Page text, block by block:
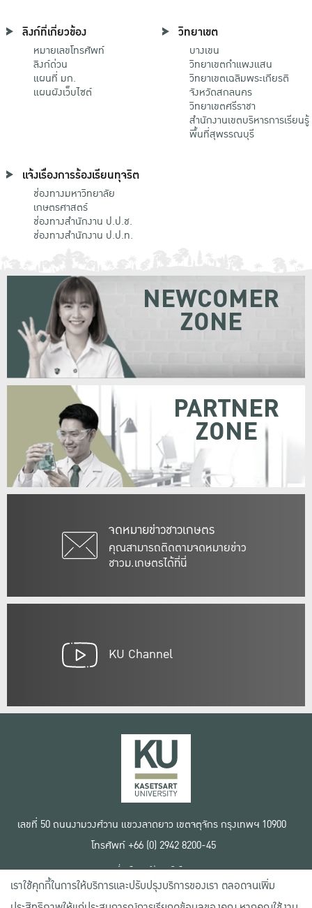
ลิงก์ที่เกี่ยวข้อง
หมายเลขโทรศัพท์
ลิงก์ด่วน
แผนที่ มก.
แผนผังเว็บไซต์
วิทยาเขต
บางเขน
วิทยาเขตกําแพงแสน
วิทยาเขตเฉลิมพระเกียรติ
จังหวัดสกลนคร
วิทยาเขตศรีราชา
สำนักงานเขตบริหารการเรียนรู้
พื้นที่สุพรรณบุรี
แจ้งเรื่องการร้องเรียนทุจริต
ช่องทางมหาวิทยาลัย
เกษตรศาสตร์
ช่องทางสำนักงาน ป.ป.ช.
ช่องทางสำนักงาน ป.ป.ท.
จดหมายข่าวชาวเกษตร
คุณสามารถติดตามจดหมายข่าว
ชาวม.เกษตรได้ที่นี่
NEWCOMER
ZONE
PARTNER
ZONE
KU Channel
เลขที่ 50 ถนนงามวงศ์วาน แขวงลาดยาว เขตจตุจักร กรุงเทพฯ 10900
โทรศัพท์ +66 (0) 2942 8200-45
เงื่อนไขการใช้งานเว็บไซต์
ข้อตกลงด้านสิทธิ์ใช้งาน
นโยบายความเป็นส่วนตัว
เราใช้คุกกี้ในการให้บริการและปรับปรุงบริการของเรา ตลอดจนเพิ่ม